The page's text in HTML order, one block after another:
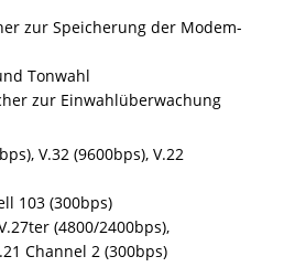
zur Speicherung der Modem-
Tonwahl
zur Einwahlüberwachung
V.32 (9600bps), V.22
103 (300bps)
(4800/2400bps),
Channel 2 (300bps)